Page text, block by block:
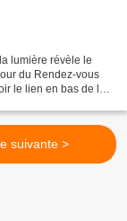
lumière révèle le
du Rendez-vous
le lien en bas de la
suivante >